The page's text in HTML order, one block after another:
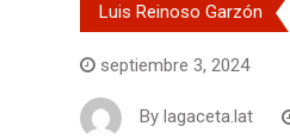
Luis Reinoso Garzón
septiembre 3, 2024
By lagaceta.lat